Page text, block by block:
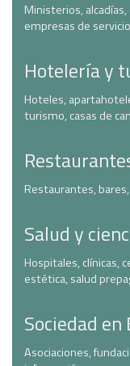
Ministerios,
empresas de
Hotelería y
Hoteles,
turismo, casas de
Restaurantes,
Salud y
Hospitales, clínicas,
estética, salud
Sociedad en
Asociaciones,